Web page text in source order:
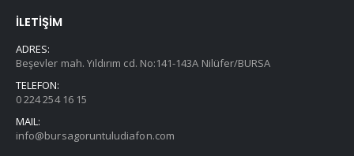
İLETİŞİM
ADRES:
Beşevler mah. Yıldırım cd. No:141-143A Nilüfer/BURSA
TELEFON:
0 224 254 16 15
MAIL:
info@bursagoruntuludiafon.com